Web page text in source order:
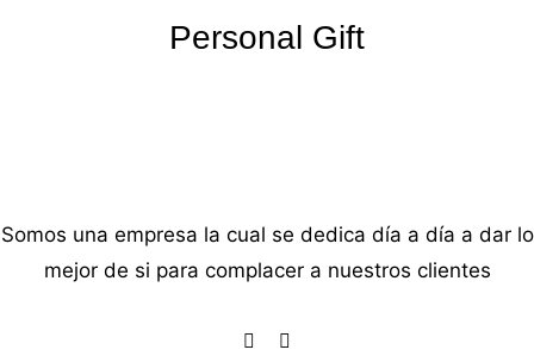
Personal Gift
Somos una empresa la cual se dedica día a día a dar lo
mejor de si para complacer a nuestros clientes